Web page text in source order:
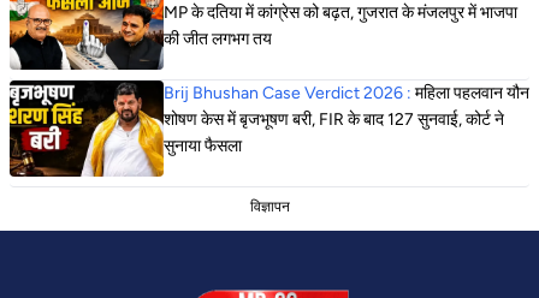
MP के दतिया में कांग्रेस को बढ़त, गुजरात के मंजलपुर में भाजपा
की जीत लगभग तय
Brij Bhushan Case Verdict 2026 : महिला पहलवान यौन
शोषण केस में बृजभूषण बरी, FIR के बाद 127 सुनवाई, कोर्ट ने
सुनाया फैसला
विज्ञापन